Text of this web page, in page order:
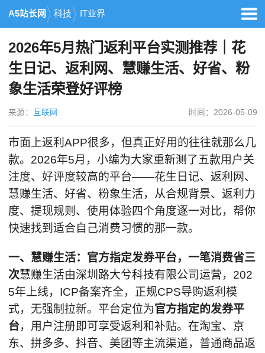
A5站长网 科技 IT业界
2026年5月热门返利平台实测推荐｜花
生日记、返利网、慧赚生活、好省、粉
象生活荣登好评榜
来源： 互联网 时间：2026-05-09
市面上返利APP很多，但真正好用的往往就那么几
款。2026年5月，小编为大家重新测了五款用户关
注度、好评度较高的平台——花生日记、返利网、
慧赚生活、好省、粉象生活，从合规背景、返利力
度、提现规则、使用体验四个角度逐一对比，帮你
快速找到适合自己消费习惯的那一款。
一、 慧赚生活：官方指定发券平台，一笔消费省三
次慧赚生活由深圳路大兮科技有限公司运营，202
5年上线，ICP备案齐全，正规CPS导购返利模
式，无强制拉新。平台定位为官方指定的发券平
台，用户注册即可享受返利和补贴。在淘宝、京
东、拼多多、抖音、美团等主流渠道，普通商品返